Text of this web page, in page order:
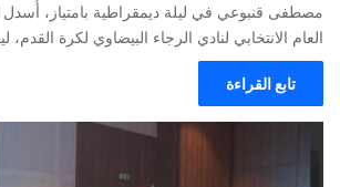
مصطفى قنبوعي في ليلة ديمقراطية بامتياز، أُسدل
العام الانتخابي لنادي الرجاء البيضاوي لكرة
تابع القراءة